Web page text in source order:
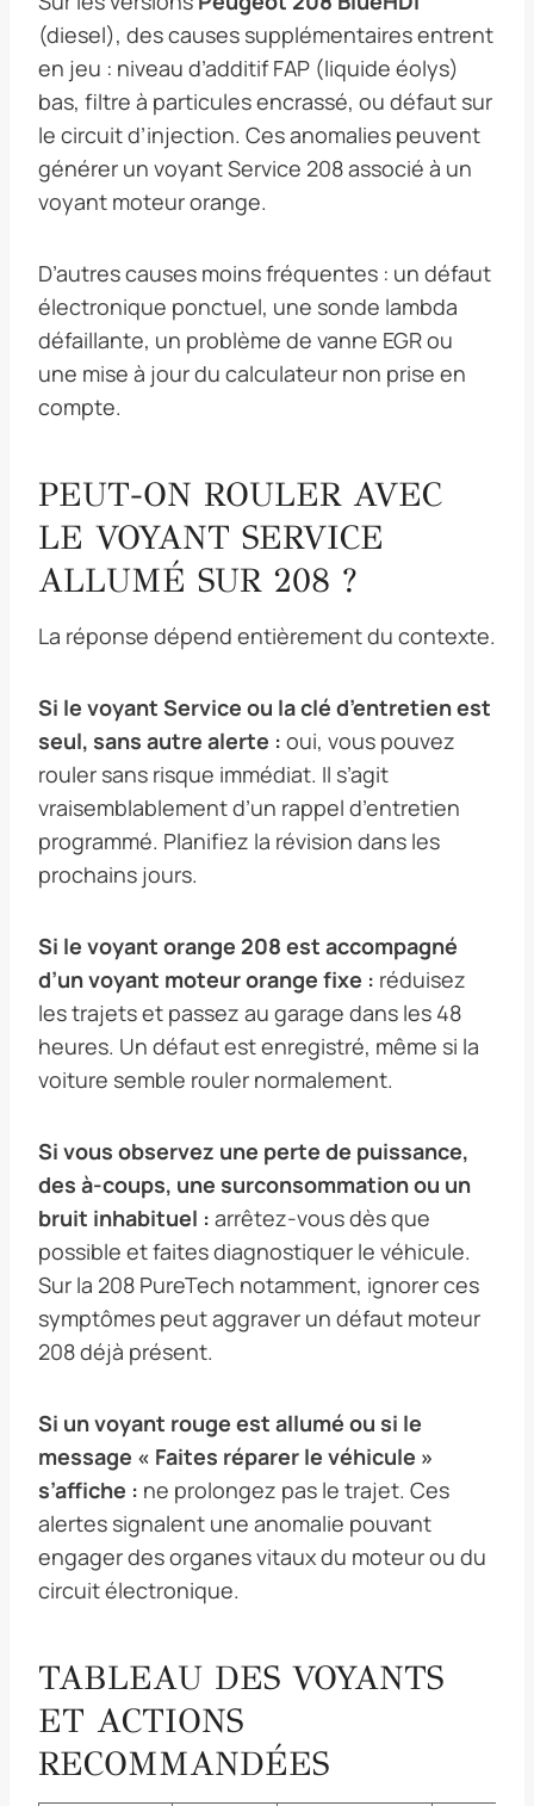
(diesel), des causes supplémentaires entrent
en jeu : niveau d’additif FAP (liquide éolys)
bas, filtre à particules encrassé, ou défaut sur
le circuit d’injection. Ces anomalies peuvent
générer un voyant Service 208 associé à un
voyant moteur orange.
D’autres causes moins fréquentes : un défaut
électronique ponctuel, une sonde lambda
défaillante, un problème de vanne EGR ou
une mise à jour du calculateur non prise en
compte.
PEUT-ON ROULER AVEC
LE VOYANT SERVICE
ALLUMÉ SUR 208 ?
La réponse dépend entièrement du contexte.
Si le voyant Service ou la clé d’entretien est
seul, sans autre alerte : oui, vous pouvez
rouler sans risque immédiat. Il s’agit
vraisemblablement d’un rappel d’entretien
programmé. Planifiez la révision dans les
prochains jours.
Si le voyant orange 208 est accompagné
d’un voyant moteur orange fixe : réduisez
les trajets et passez au garage dans les 48
heures. Un défaut est enregistré, même si la
voiture semble rouler normalement.
Si vous observez une perte de puissance,
des à-coups, une surconsommation ou un
bruit inhabituel : arrêtez-vous dès que
possible et faites diagnostiquer le véhicule.
Sur la 208 PureTech notamment, ignorer ces
symptômes peut aggraver un défaut moteur
208 déjà présent.
Si un voyant rouge est allumé ou si le
message « Faites réparer le véhicule »
s’affiche : ne prolongez pas le trajet. Ces
alertes signalent une anomalie pouvant
engager des organes vitaux du moteur ou du
circuit électronique.
TABLEAU DES VOYANTS
ET ACTIONS
RECOMMANDÉES